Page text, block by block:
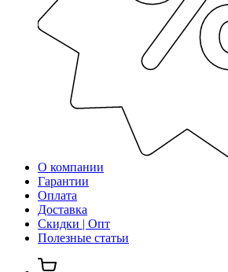
О компании
Гарантии
Оплата
Доставка
Скидки | Опт
Полезные статьи